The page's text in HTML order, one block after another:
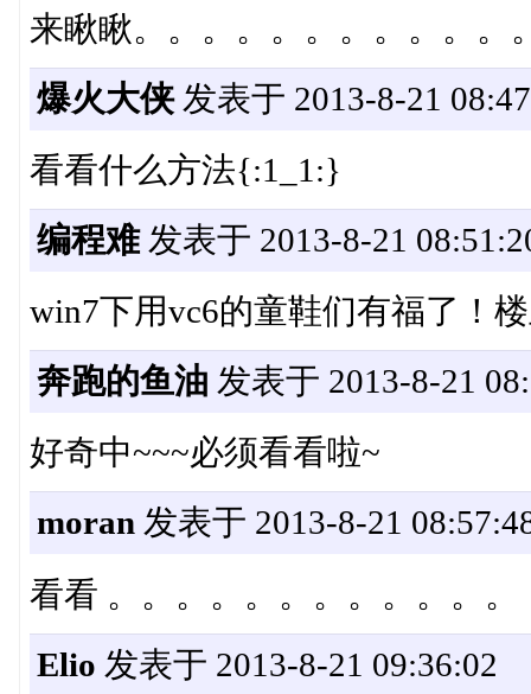
来瞅瞅。。。。。。。。。。。
爆火大侠发表于 2013-8-21
看看什么方法{:1_1:}
编程难发表于 2013-8-21
win7下用vc6的童鞋们有福了！
奔跑的鱼油 发表于 2013-8-21
好奇中~~~必须看看啦~
moran发表于 2013-8-21
看看 。。。。。。。。。。。。
Elio 发表于 2013-8-21 09:36:02